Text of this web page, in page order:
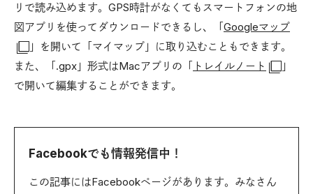
リで読み込めます。GPS時計がなくてもスマートフォンの地
図アプリを使ってダウンロードできるし、「 Googleマップ
」を開いて「マイマップ」に取り込むこともできます。
また、「.gpx」形式はMacアプリの「 トレイルノート
」
で開いて編集することができます。
Facebookでも情報発信中！
この記事にはFacebookページがあります。みなさん